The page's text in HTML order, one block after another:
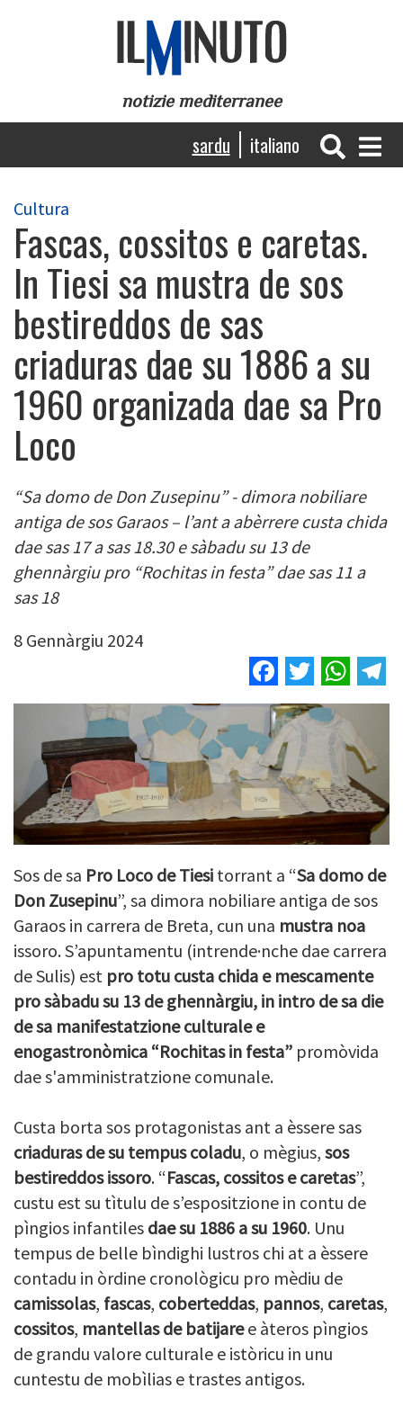
notizie mediterranee
Navigazione
principale
sardu italiano
Cultura
Fascas, cossitos e caretas.
In Tiesi sa mustra de sos
bestireddos de sas
criaduras dae su 1886 a su
1960 organizada dae sa Pro
Loco
“Sa domo de Don Zusepinu” - dimora nobiliare
antiga de sos Garaos – l’ant a abèrrere custa chida
dae sas 17 a sas 18.30 e sàbadu su 13 de
ghennàrgiu pro “Rochitas in festa” dae sas 11 a
sas 18
8 Gennàrgiu 2024
Facebook
Twitter
Sos de sa Pro Loco de Tiesi torrant a “Sa domo de
Don Zusepinu”, sa dimora nobiliare antiga de sos
Garaos in carrera de Breta, cun una mustra noa
issoro. S’apuntamentu (intrende·nche dae carrera
de Sulis) est pro totu custa chida e mescamente
pro sàbadu su 13 de ghennàrgiu, in intro de sa die
de sa manifestatzione culturale e
enogastronòmica “Rochitas in festa” promòvida
dae s'amministratzione comunale.
Custa borta sos protagonistas ant a èssere sas
criaduras de su tempus coladu, o mègius, sos
bestireddos issoro. “Fascas, cossitos e caretas”,
custu est su tìtulu de s’espositzione in contu de
pìngios infantiles dae su 1886 a su 1960. Unu
tempus de belle bìndighi lustros chi at a èssere
contadu in òrdine cronològicu pro mèdiu de
camissolas, fascas, coberteddas, pannos, caretas,
cossitos, mantellas de batijaree àteros pìngios
de grandu valore culturale e istòricu in unu
cuntestu de mobìlias e trastes antigos.